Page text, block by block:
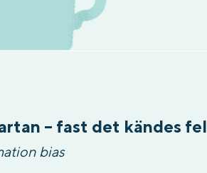
– fast det kändes fel
bias